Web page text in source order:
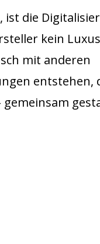
ist die
kein
mit anderen
entstehen,
gemeinsam